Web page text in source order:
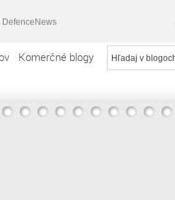
DefenceNews
Komerčné blogy